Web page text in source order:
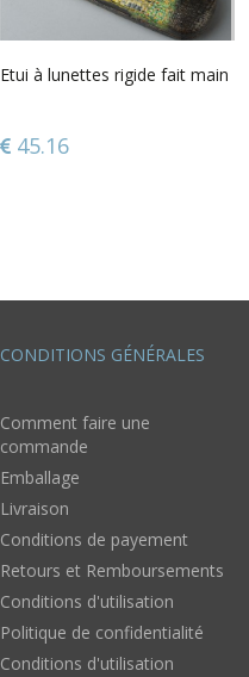
Etui à lunettes rigide fait main
45.16
CONDITIONS GÉNÉRALES
Comment faire une
commande
Emballage
Livraison
Conditions de payement
Retours et Remboursements
Conditions d'utilisation
Politique de confidentialité
Conditions d'utilisation